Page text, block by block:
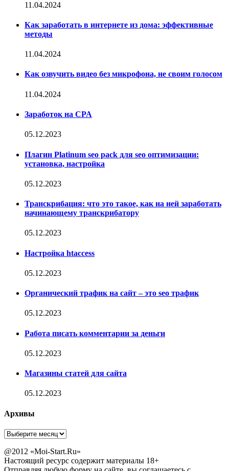
11.04.2024
Как заработать в интернете из дома: эффективные
методы
11.04.2024
Как озвучить видео без микрофона, не своим голосом
11.04.2024
Заработок на CPA
05.12.2023
Плагин Platinum seo pack для seo оптимизации:
установка, настройка
05.12.2023
Транскрибация: что это такое, как на ней заработать
начинающему транскрибатору
05.12.2023
Настройка htaccess
05.12.2023
Органический трафик на сайт – это seo трафик
05.12.2023
Работа писать комментарии за деньги
05.12.2023
Магазины статей для сайта
05.12.2023
Архивы
Архивы
@2012 «Moi-Start.Ru»
Настоящий ресурс содержит материалы 18+